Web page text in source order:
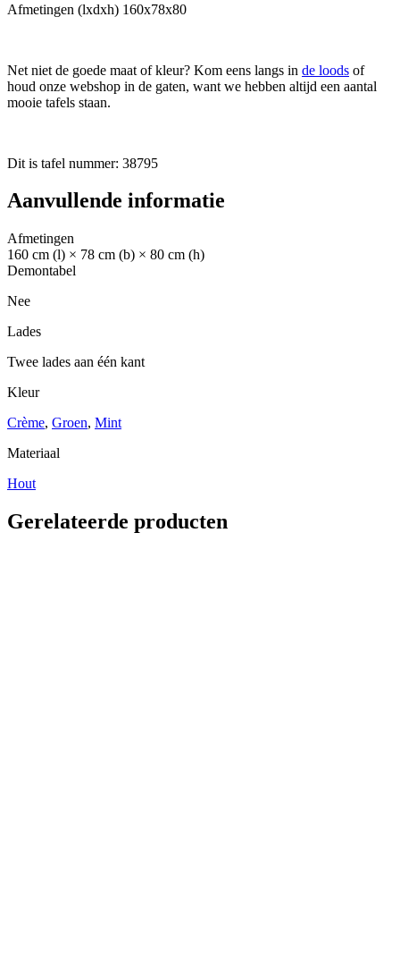
Afmetingen (lxdxh) 160x78x80
Net niet de goede maat of kleur? Kom eens langs in de loods of
houd onze webshop in de gaten, want we hebben altijd een aantal
mooie tafels staan.
Dit is tafel nummer: 38795
Aanvullende informatie
Afmetingen
160 cm (l) × 78 cm (b) × 80 cm (h)
Demontabel
Nee
Lades
Twee lades aan één kant
Kleur
Crème, Groen, Mint
Materiaal
Hout
Gerelateerde producten